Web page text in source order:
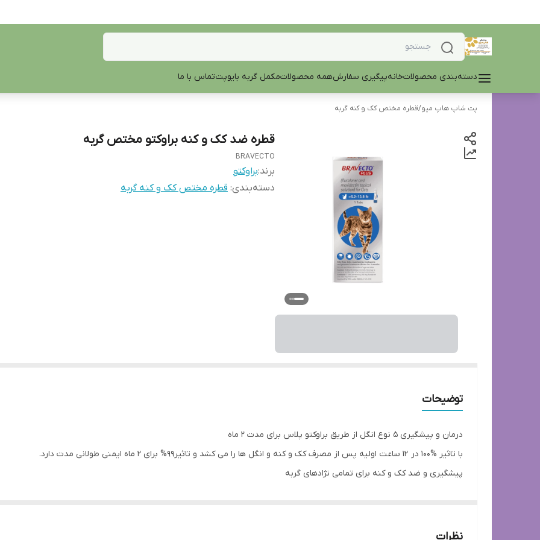
دسته‌بندی محصولاتخانهپیگیری سفارشهمه محصولاتمکمل گربه بایوپتتماس با ما
پت شاپ هاپ میو/قطره مختص کک و کنه گربه
قطره ضد کک و کنه براوکتو مختص گربه
BRAVECTO
برند:براوکتو
دسته‌بندی: قطره مختص کک و کنه گربه
توضیحات
درمان و پیشگیری 5 نوع انگل از طریق براوکتو پلاس برای مدت 2 ماه
با تاثیر %100 در 12 ساعت اولیه پس از مصرف کک و کنه و انگل ها را می کشد و تاثیر99% برای 2 ماه ایمنی طولانی مدت دارد.
پیشگیری و ضد کک و کنه برای تمامی نژادهای گربه
درمان بیماری جرب
نظرات